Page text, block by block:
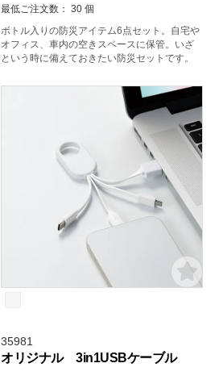
最低ご注文数： 30 個
ボトル入りの防災アイテム6点セット。自宅や
オフィス、車内の空きスペースに保管。いざ
という時に備えておきたい防災セットです。
35981
オリジナル 3in1USBケーブル